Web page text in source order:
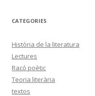
CATEGORIES
Història de la literatura
Lectures
Racó poètic
Teoria literària
textos